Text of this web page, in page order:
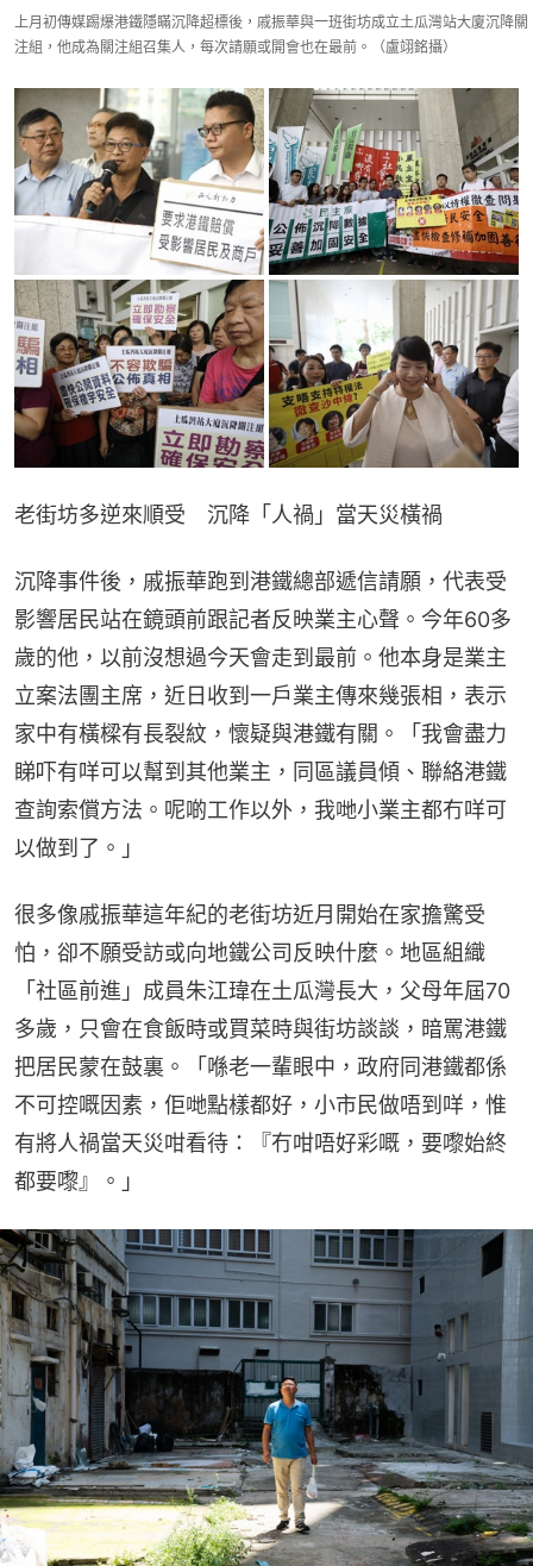
上月初傳媒踢爆港鐵隱瞞沉降超標後，戚振華與一班街坊成立土瓜灣站大廈沉降關
注組，他成為關注組召集人，每次請願或開會也在最前。（盧翊銘攝）
老街坊多逆來順受　沉降「人禍」當天災橫禍
沉降事件後，戚振華跑到港鐵總部遞信請願，代表受
影響居民站在鏡頭前跟記者反映業主心聲。今年60多
歲的他，以前沒想過今天會走到最前。他本身是業主
立案法團主席，近日收到一戶業主傳來幾張相，表示
家中有橫樑有長裂紋，懷疑與港鐵有關。「我會盡力
睇吓有咩可以幫到其他業主，同區議員傾、聯絡港鐵
查詢索償方法。呢啲工作以外，我哋小業主都冇咩可
以做到了。」
很多像戚振華這年紀的老街坊近月開始在家擔驚受
怕，卻不願受訪或向地鐵公司反映什麼。地區組織
「社區前進」成員朱江瑋在土瓜灣長大，父母年屆70
多歲，只會在食飯時或買菜時與街坊談談，暗罵港鐵
把居民蒙在鼓裏。「喺老一輩眼中，政府同港鐵都係
不可控嘅因素，佢哋點樣都好，小市民做唔到咩，惟
有將人禍當天災咁看待：『冇咁唔好彩嘅，要嚟始終
都要嚟』。」